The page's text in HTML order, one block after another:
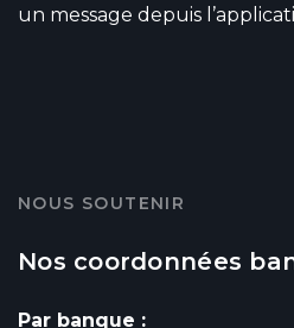
un message depuis
NOUS SOUTENIR
Nos coordonnées
Par banque :